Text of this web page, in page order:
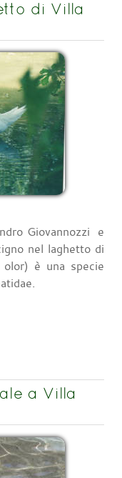
di Villa
Giovannozzi e
nel laghetto di
è una specie
a Villa